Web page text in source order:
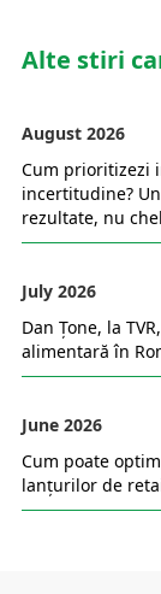
August 2026
Cum prioritizezi